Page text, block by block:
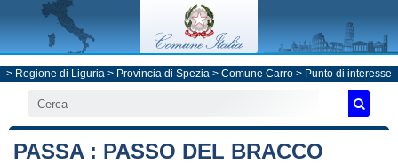
> Regione di Liguria > Provincia di Spezia > Comune Carro > Punto di interesse
PASSA : PASSO DEL BRACCO